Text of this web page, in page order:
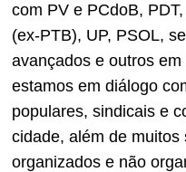
com PV e PCdoB,
(ex-PTB), UP, PSOL,
avançados e outros
estamos em diálogo
populares, sindicais e
cidade, além de muitos
organizados e não